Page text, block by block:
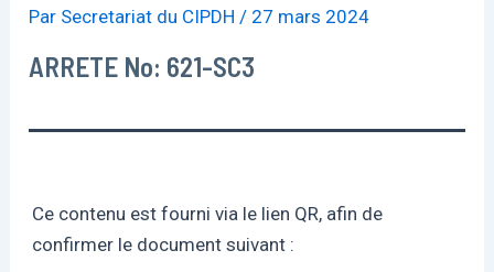
Par Secretariat du CIPDH/ 27 mars 2024
ARRETE No: 621-SC3
Ce contenu est fourni via le lien QR, afin de
confirmer le document suivant :